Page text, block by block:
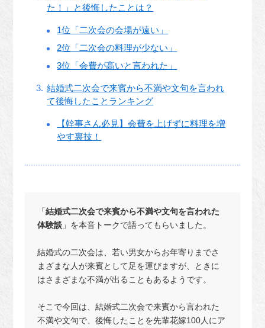
た！」と後悔したことは？
1位「二次会の会場が遠い」
2位「二次会の料理が少ない」
3位「会費が高いと言われた」
結婚式二次会で来賓から不満や文句を言われ
て後悔したことランキング
【幹事さん必見】会費を上げずに料理を増
やす裏技！
「結婚式二次会で来賓から不満や文句を言われた
体験談 」を本音トークで語ってもらいました。
結婚式の二次会は、若い男女からお年寄りまでさ
まざまな人が来賓として足を運びますが、ときに
はさまざまな不満が出ることもあるようです。
そこで今回は、結婚式二次会で来賓から言われた
不満や文句で、後悔したことを先輩花嫁100人にア